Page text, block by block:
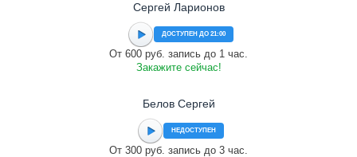
Сергей Ларионов
ДОСТУПЕН ДО 21:00
От 600 руб. запись до 1 час.
Закажите сейчас!
Белов Сергей
НЕДОСТУПЕН
От 300 руб. запись до 3 час.